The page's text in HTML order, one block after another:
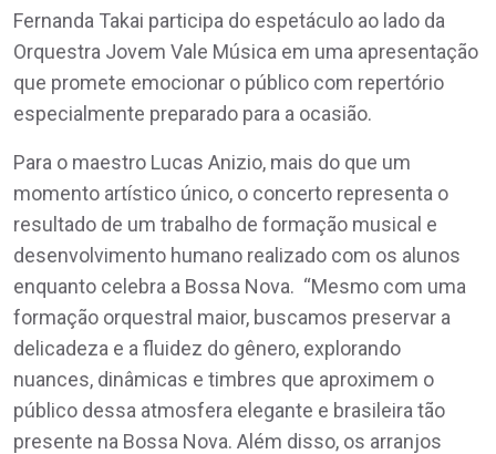
Fernanda Takai participa do espetáculo ao lado da
Orquestra Jovem Vale Música em uma apresentação
que promete emocionar o público com repertório
especialmente preparado para a ocasião.
Para o maestro Lucas Anizio, mais do que um
momento artístico único, o concerto representa o
resultado de um trabalho de formação musical e
desenvolvimento humano realizado com os alunos
enquanto celebra a Bossa Nova. “Mesmo com uma
formação orquestral maior, buscamos preservar a
delicadeza e a fluidez do gênero, explorando
nuances, dinâmicas e timbres que aproximem o
público dessa atmosfera elegante e brasileira tão
presente na Bossa Nova. Além disso, os arranjos